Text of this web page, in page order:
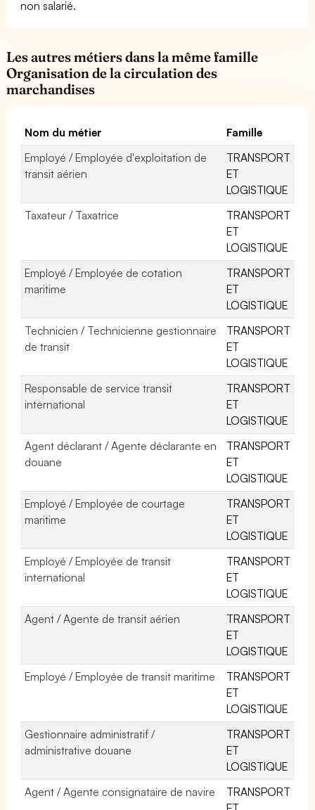
non salarié.
Les autres métiers dans la même famille
Organisation de la circulation des
marchandises
Nom du métier
Famille
Employé / Employée d'exploitation de
transit aérien
TRANSPORT
ET
LOGISTIQUE
Taxateur / Taxatrice
TRANSPORT
ET
LOGISTIQUE
Employé / Employée de cotation
maritime
TRANSPORT
ET
LOGISTIQUE
Technicien / Technicienne gestionnaire
de transit
TRANSPORT
ET
LOGISTIQUE
Responsable de service transit
international
TRANSPORT
ET
LOGISTIQUE
Agent déclarant / Agente déclarante en
douane
TRANSPORT
ET
LOGISTIQUE
Employé / Employée de courtage
maritime
TRANSPORT
ET
LOGISTIQUE
Employé / Employée de transit
international
TRANSPORT
ET
LOGISTIQUE
Agent / Agente de transit aérien
TRANSPORT
ET
LOGISTIQUE
Employé / Employée de transit maritime
TRANSPORT
ET
LOGISTIQUE
Gestionnaire administratif /
administrative douane
TRANSPORT
ET
LOGISTIQUE
Agent / Agente consignataire de navire
TRANSPORT